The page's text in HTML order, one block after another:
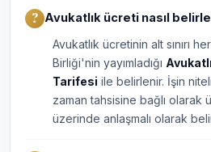
Avukatlık ücreti nasıl
Avukatlık ücretinin alt sınırı
Birliği'nin yayımladığı
Tarifesi ile belirlenir. İşin
zaman tahsisine bağlı olarak
üzerinde anlaşmalı olarak